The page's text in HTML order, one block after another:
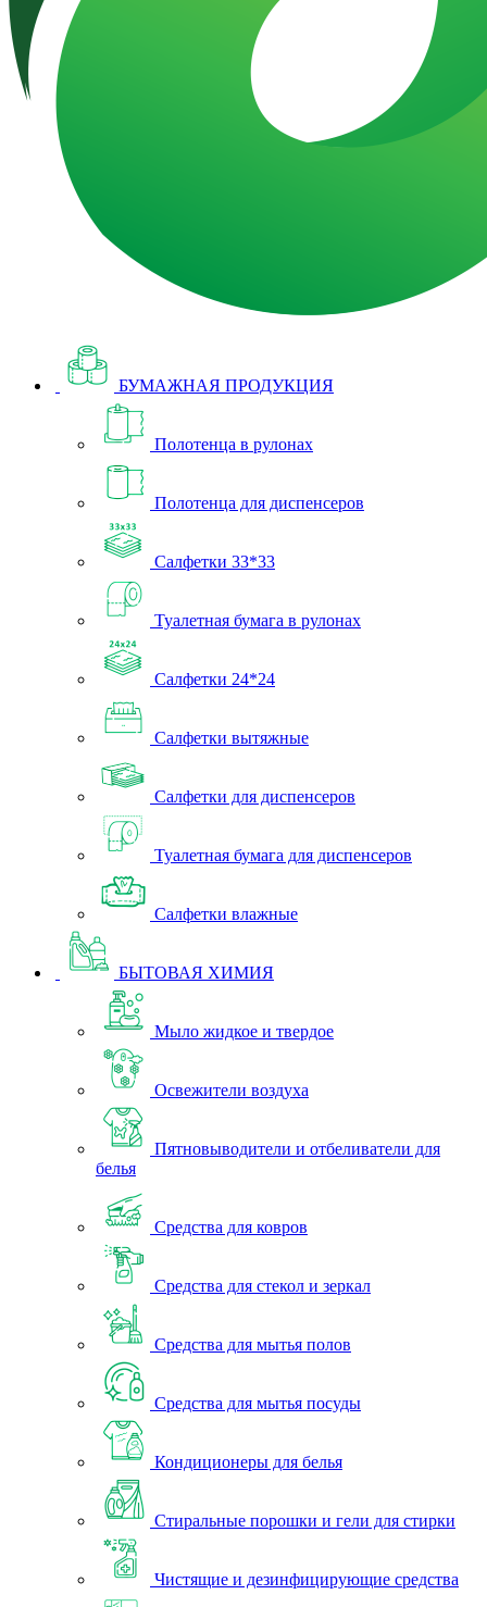
БУМАЖНАЯ ПРОДУКЦИЯ
Полотенца в рулонах
Полотенца для диспенсеров
Салфетки 33*33
Туалетная бумага в рулонах
Салфетки 24*24
Салфетки вытяжные
Салфетки для диспенсеров
Туалетная бумага для диспенсеров
Салфетки влажные
БЫТОВАЯ ХИМИЯ
Мыло жидкое и твердое
Освежители воздуха
Пятновыводители и отбеливатели для
белья
Средства для ковров
Средства для стекол и зеркал
Средства для мытья полов
Средства для мытья посуды
Кондиционеры для белья
Стиральные порошки и гели для стирки
Чистящие и дезинфицирующие средства